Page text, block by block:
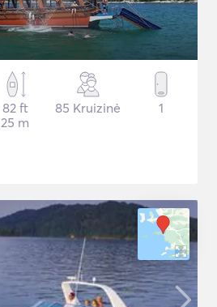
82 ft
25 m
85 Kruizinė 1